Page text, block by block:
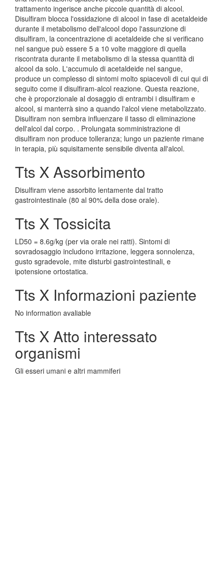
trattamento ingerisce anche piccole quantità di alcool.
Disulfiram blocca l'ossidazione di alcool in fase di acetaldeide
durante il metabolismo dell'alcool dopo l'assunzione di
disulfiram, la concentrazione di acetaldeide che si verificano
nel sangue può essere 5 a 10 volte maggiore di quella
riscontrata durante il metabolismo di la stessa quantità di
alcool da solo. L'accumulo di acetaldeide nel sangue,
produce un complesso di sintomi molto spiacevoli di cui qui di
seguito come il disulfiram-alcol reazione. Questa reazione,
che è proporzionale al dosaggio di entrambi i disulfiram e
alcool, si manterrà sino a quando l'alcol viene metabolizzato.
Disulfiram non sembra influenzare il tasso di eliminazione
dell'alcol dal corpo. . Prolungata somministrazione di
disulfiram non produce tolleranza; lungo un paziente rimane
in terapia, più squisitamente sensibile diventa all'alcol.
Tts X Assorbimento
Disulfiram viene assorbito lentamente dal tratto
gastrointestinale (80 al 90% della dose orale).
Tts X Tossicita
LD50 = 8.6g/kg (per via orale nei ratti). Sintomi di
sovradosaggio includono irritazione, leggera sonnolenza,
gusto sgradevole, mite disturbi gastrointestinali, e
ipotensione ortostatica.
Tts X Informazioni paziente
No information avaliable
Tts X Atto interessato
organismi
Gli esseri umani e altri mammiferi